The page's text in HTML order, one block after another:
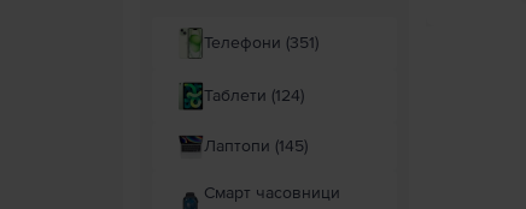
Телефони (351)
Таблети (124)
Лаптопи (145)
Смарт часовници